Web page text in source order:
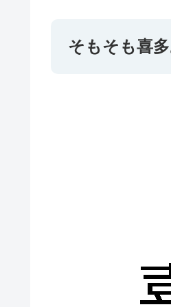
そもそも喜